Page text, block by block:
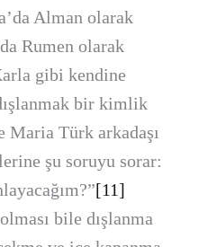
Alman olarak
Rumen olarak
gibi kendine
bir kimlik
Türk arkadaşı
şu soruyu sorar:
[11]
bile dışlanma